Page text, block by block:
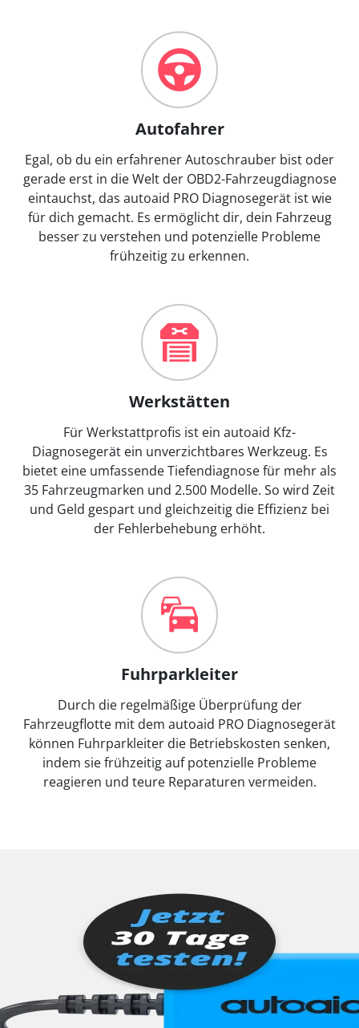
Autofahrer
Egal, ob du ein erfahrener Autoschrauber bist oder
gerade erst in die Welt der OBD2-Fahrzeugdiagnose
eintauchst, das autoaid PRO Diagnosegerät ist wie
für dich gemacht. Es ermöglicht dir, dein Fahrzeug
besser zu verstehen und potenzielle Probleme
frühzeitig zu erkennen.
Werkstätten
Für Werkstattprofis ist ein autoaid Kfz-
Diagnosegerät ein unverzichtbares Werkzeug. Es
bietet eine umfassende Tiefendiagnose für mehr als
35 Fahrzeugmarken und 2.500 Modelle. So wird Zeit
und Geld gespart und gleichzeitig die Effizienz bei
der Fehlerbehebung erhöht.
Fuhrparkleiter
Durch die regelmäßige Überprüfung der
Fahrzeugflotte mit dem autoaid PRO Diagnosegerät
können Fuhrparkleiter die Betriebskosten senken,
indem sie frühzeitig auf potenzielle Probleme
reagieren und teure Reparaturen vermeiden.